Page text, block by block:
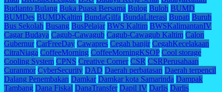
Budianto Bulang Buka Puasa Bersama Bulog Buloh BUMD
BUMDes BUMDKaltim BundaGilfa BundaLiterasi Bupati Buruh
Bus Sekolah Busang BusPelajar BWS Kaltim BWSKalimantanIV
Cagar Budaya Cagub-Cawagub Cagub-Cawagub Kaltim Calon
Gubernur CarFreeDay Cawapres Cegah banjir CegahKecelakaan
CitraNiaga CoffeeMorning CoffeeMorningKSOP Cool storage
Cooling System CPNS Creative Corner CSR CSRPerusahaan
Curanmor CyberSecurity DAD Daerah perbatasan Daerah terpencil
Dalang Penembakan Damkar Damkar kota Samarinda Dampak
Tambang Dana Fiskal DanaTransfer Dapil IV Darlis Darlis